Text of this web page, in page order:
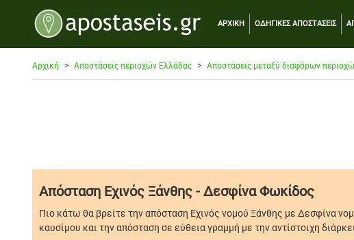
ΑΡΧΙΚΗ ΟΔΗΓΙΚΕΣ ΑΠΟΣΤΑΣΕΙΣ
Αρχική Αποστάσεις περιοχών Ελλάδας Αποστάσεις μεταξύ διαφόρων
Απόσταση Εχινός Ξάνθης - Δεσφίνα Φωκίδος
Πιο κάτω θα βρείτε την απόσταση Εχινός νομού Ξάνθης με Δεσφίνα
καυσίμου και την απόσταση σε εύθεια γραμμή με την αντίστοιχη